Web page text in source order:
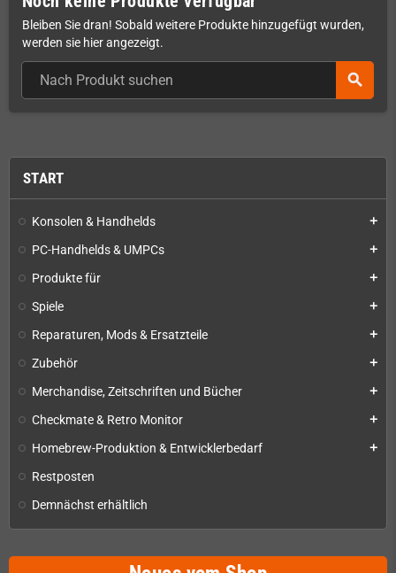
START
Konsolen & Handhelds add
PC-Handhelds & UMPCs add
Produkte für add
Spiele add
Reparaturen, Mods & Ersatzteile add
Zubehör add
Merchandise, Zeitschriften und Bücher add
Checkmate & Retro Monitor add
Homebrew-Produktion & Entwicklerbedarf add
Restposten
Demnächst erhältlich
Bleiben Sie dran! Sobald weitere Produkte hinzugefügt wurden,
werden sie hier angezeigt.
search